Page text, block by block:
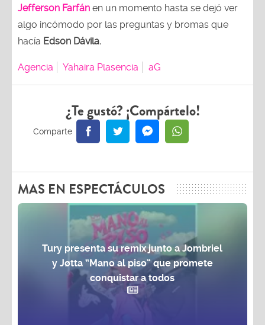
Jefferson Farfán en un momento hasta se dejó ver
algo incómodo por las preguntas y bromas que
hacía Edson Dávila.
Agencia Yahaira Plasencia aG
¿Te gustó? ¡Compártelo!
MAS EN ESPECTÁCULOS
Tury presenta su remix junto a Jombriel
y Jøtta “Mano al piso” que promete
conquistar a todos